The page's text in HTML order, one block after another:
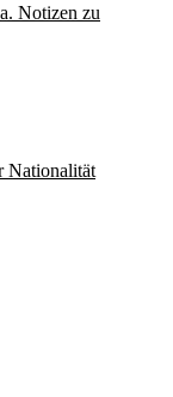
Notizen zu
Nationalität